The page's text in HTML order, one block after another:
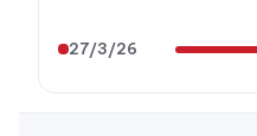
27/3/26